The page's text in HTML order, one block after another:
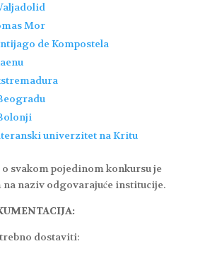
Mor
de Kompostela
univerzitet na Kritu
svakom pojedinom konkursu je
naziv odgovarajuće institucije.
dostaviti: